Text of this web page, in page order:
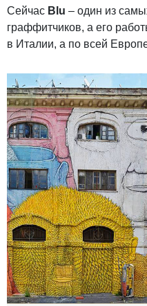
Сейчас Blu – один из
граффитчиков, а его
в Италии, а по всей